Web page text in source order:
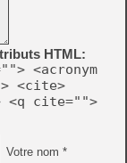
HTML:
<acronym
<cite>
<q cite="">
Votre nom *